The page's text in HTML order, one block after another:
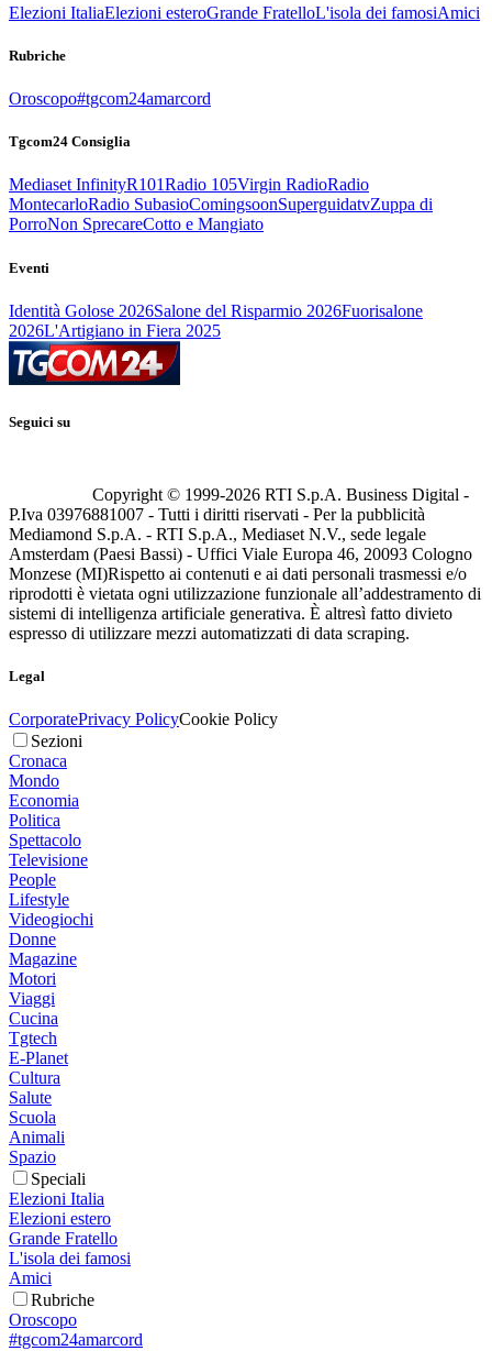
Elezioni ItaliaElezioni esteroGrande FratelloL'isola dei famosiAmici
Rubriche
Oroscopo#tgcom24amarcord
Tgcom24 Consiglia
Mediaset InfinityR101Radio 105Virgin RadioRadio
MontecarloRadio SubasioComingsoonSuperguidatvZuppa di
PorroNon SprecareCotto e Mangiato
Eventi
Identità Golose 2026Salone del Risparmio 2026Fuorisalone
2026L'Artigiano in Fiera 2025
Seguici su
Copyright © 1999-2026 RTI S.p.A. Business Digital -
P.Iva 03976881007 - Tutti i diritti riservati - Per la pubblicità
Mediamond S.p.A. - RTI S.p.A., Mediaset N.V., sede legale
Amsterdam (Paesi Bassi) - Uffici Viale Europa 46, 20093 Cologno
Monzese (MI)Rispetto ai contenuti e ai dati personali trasmessi e/o
riprodotti è vietata ogni utilizzazione funzionale all’addestramento di
sistemi di intelligenza artificiale generativa. È altresì fatto divieto
espresso di utilizzare mezzi automatizzati di data scraping.
Legal
CorporatePrivacy PolicyCookie Policy
Sezioni
Cronaca
Mondo
Economia
Politica
Spettacolo
Televisione
People
Lifestyle
Videogiochi
Donne
Magazine
Motori
Viaggi
Cucina
Tgtech
E-Planet
Cultura
Salute
Scuola
Animali
Spazio
Speciali
Elezioni Italia
Elezioni estero
Grande Fratello
L'isola dei famosi
Amici
Rubriche
Oroscopo
#tgcom24amarcord